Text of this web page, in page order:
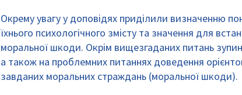
Окрему увагу у доповідях приділили визначенню
їхнього психологічного змісту та значення для
моральної шкоди. Окрім вищезгаданих питань
а також на проблемних питаннях доведення
завданих моральних страждань (моральної шкоди).